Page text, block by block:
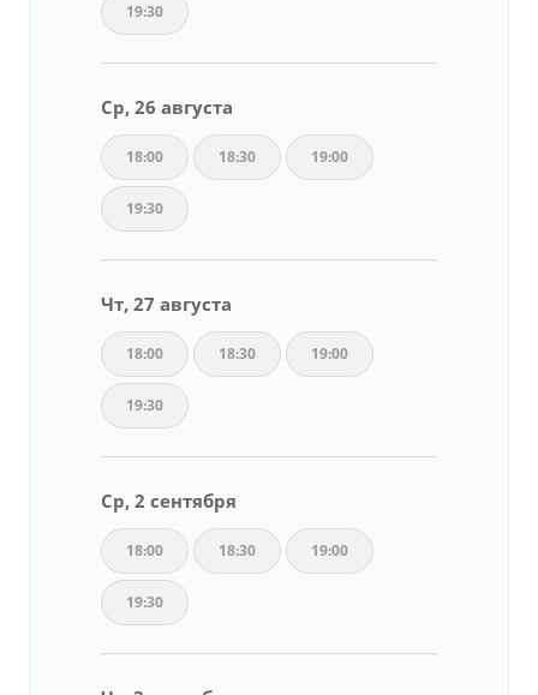
19:30
Ср, 26 августа
18:00 18:30 19:00
19:30
Чт, 27 августа
18:00 18:30 19:00
19:30
Ср, 2 сентября
18:00 18:30 19:00
19:30